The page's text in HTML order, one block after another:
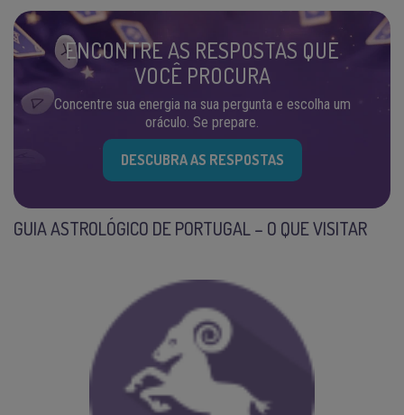
ENCONTRE AS RESPOSTAS QUE
VOCÊ PROCURA
Concentre sua energia na sua pergunta e escolha um
oráculo. Se prepare.
DESCUBRA AS RESPOSTAS
GUIA ASTROLÓGICO DE PORTUGAL – O QUE VISITAR